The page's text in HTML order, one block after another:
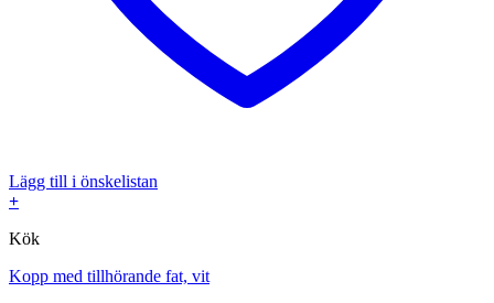
Lägg till i önskelistan
+
Kök
Kopp med tillhörande fat, vit